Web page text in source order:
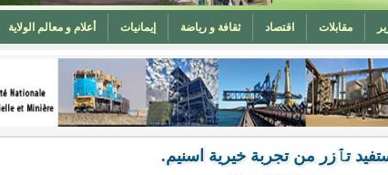
مقابلات اقتصاد ثقافة و رياضة إيمانيات أعلام و معالم الولاية
من المغرب (تهنئة) ه وزارة الشؤون الإسلامية تدعو لتوحيد خطبة الجمعة
تٱزر من تجربة خيرية اسنيم.